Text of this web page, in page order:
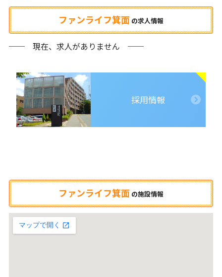
ファンライフ箕面 の求人情報
── 現在、求人がありません ──
採用情報
ファンライフ箕面 の施設情報